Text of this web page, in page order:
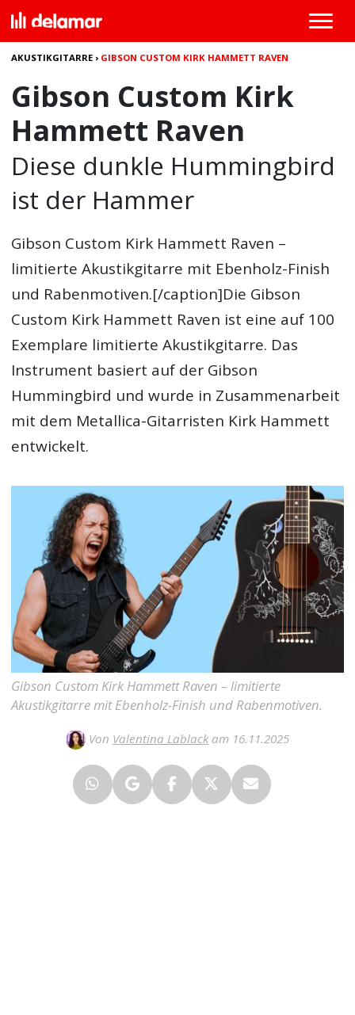
AKUSTIKGITARRE › GIBSON CUSTOM KIRK HAMMETT RAVEN
Gibson Custom Kirk
Hammett Raven
Diese dunkle Hummingbird
ist der Hammer
Gibson Custom Kirk Hammett Raven –
limitierte Akustikgitarre mit Ebenholz-Finish
und Rabenmotiven.[/caption]Die Gibson
Custom Kirk Hammett Raven ist eine auf 100
Exemplare limitierte Akustikgitarre. Das
Instrument basiert auf der Gibson
Hummingbird und wurde in Zusammenarbeit
mit dem Metallica-Gitarristen Kirk Hammett
entwickelt.
Gibson Custom Kirk Hammett Raven – limitierte
Akustikgitarre mit Ebenholz-Finish und Rabenmotiven.
Von Valentina Lablack am 16.11.2025